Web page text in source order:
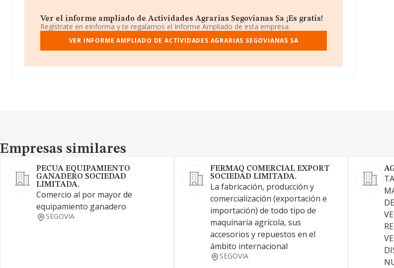
Ver el informe ampliado de Actividades Agrarias Segovianas Sa ¡Es gratis!
Regístrate en eInforma y te regalamos el Informe Ampliado de esta empresa.
VER INFORME AMPLIADO DE ACTIVIDADES AGRARIAS SEGOVIANAS SA
Empresas similares
Empresas similares
PECUA EQUIPAMIENTO
GANADERO SOCIEDAD
LIMITADA.
Comercio al por mayor de
equipamiento ganadero
SEGOVIA
FERMAQ COMERCIAL EXPORT
SOCIEDAD LIMITADA.
La fabricación, producción y
comercialización (exportación e
importación) de todo tipo de
maquinaria agrícola, sus
accesorios y repuestos en el
ámbito internacional
SEGOVIA